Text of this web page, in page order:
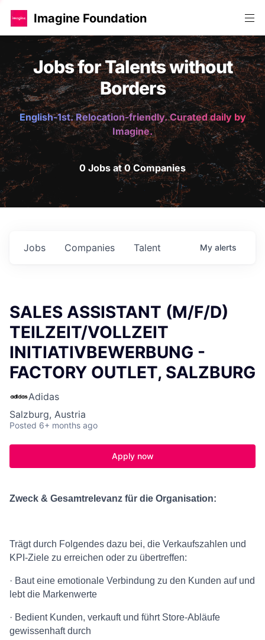
Imagine Foundation
Jobs for Talents without
Borders
English-1st. Relocation-friendly. Curated daily by
Imagine.
0 Jobs at 0 Companies
Jobs Companies Talent My alerts
SALES ASSISTANT (M/F/D)
TEILZEIT/VOLLZEIT
INITIATIVBEWERBUNG -
FACTORY OUTLET, SALZBURG
Adidas
Salzburg, Austria
Posted 6+ months ago
Apply now
Zweck & Gesamtrelevanz für die Organisation:
Trägt durch Folgendes dazu bei, die Verkaufszahlen und
KPI-Ziele zu erreichen oder zu übertreffen:
· Baut eine emotionale Verbindung zu den Kunden auf und
lebt die Markenwerte
· Bedient Kunden, verkauft und führt Store-Abläufe
gewissenhaft durch